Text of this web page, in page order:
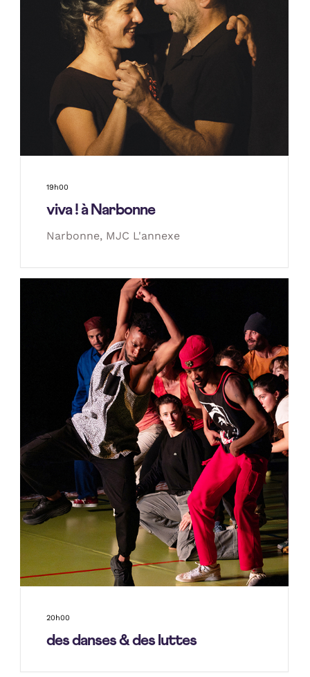
19h00
viva ! à Narbonne
Narbonne, MJC L'annexe
20h00
des danses & des luttes